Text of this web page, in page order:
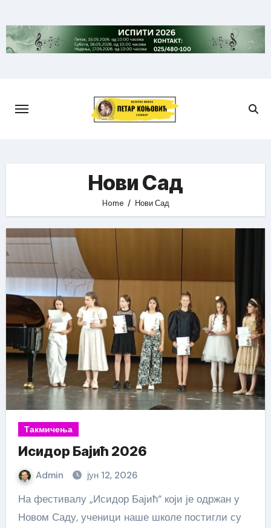
to
content
Нови Сад
Home Нови Сад
Такмичења
Исидор Бајић 2026
Admin јун 12, 2026
На фестивалу „Исидор Бајић“ који је одржан у
Новом Саду, ученици наше школе постигли су